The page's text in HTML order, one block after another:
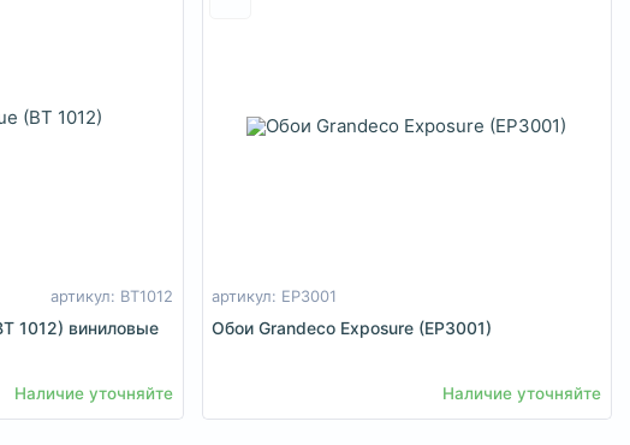
артикул: BT1012
1012) виниловые
Наличие уточняйте
артикул: EP3001
Обои Grandeco Exposure (EP3001)
Наличие уточняйте